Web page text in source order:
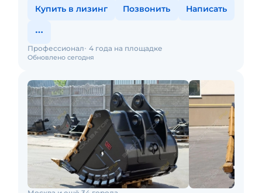
Купить в лизинг Позвонить Написать
Обновлено сегодня
Профессионал 4 года на площадке